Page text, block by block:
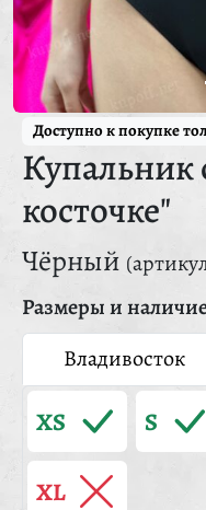
Доступно к покупке
Купальник
косточке"
Чёрный
Размеры и
Владивосток
XS S
XL